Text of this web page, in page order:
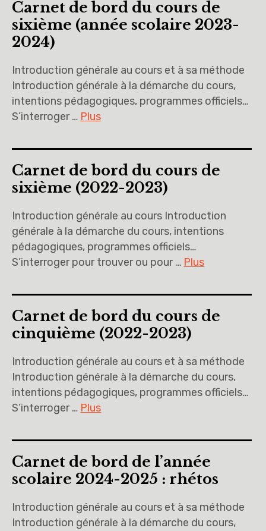
Carnet de bord du cours de
sixième (année scolaire 2023-
2024)
Introduction générale au cours et à sa méthode
Introduction générale à la démarche du cours,
intentions pédagogiques, programmes officiels…
S’interroger … Plus
Carnet de bord du cours de
sixième (2022-2023)
Introduction générale au cours Introduction
générale à la démarche du cours, intentions
pédagogiques, programmes officiels…
S’interroger pour trouver ou pour … Plus
Carnet de bord du cours de
cinquième (2022-2023)
Introduction générale au cours et à sa méthode
Introduction générale à la démarche du cours,
intentions pédagogiques, programmes officiels…
S’interroger … Plus
Carnet de bord de l’année
scolaire 2024-2025 : rhétos
Introduction générale au cours et à sa méthode
Introduction générale à la démarche du cours,